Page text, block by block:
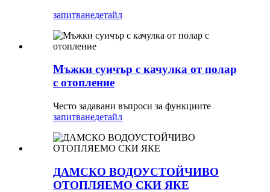
запитванедетайл
Мъжки суичър с качулка от полар
с отопление
Често задавани въпроси за функциите
запитванедетайл
ДАМСКО ВОДОУСТОЙЧИВО
ОТОПЛЯЕМО СКИ ЯКЕ